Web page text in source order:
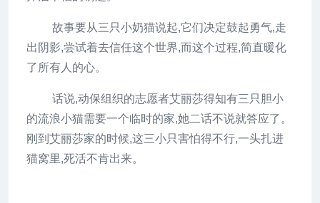
故事要从三只小奶猫说起,它们决定鼓起勇气,走
出阴影,尝试着去信任这个世界,而这个过程,简直暖化
了所有人的心。
话说,动保组织的志愿者艾丽莎得知有三只胆小
的流浪小猫需要一个临时的家,她二话不说就答应了。
刚到艾丽莎家的时候,这三小只害怕得不行,一头扎进
猫窝里,死活不肯出来。